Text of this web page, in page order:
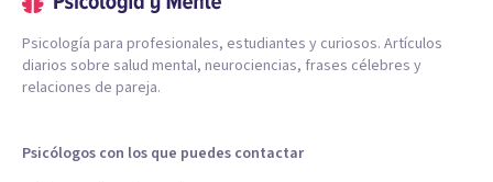
Psicología para profesionales, estudiantes y curiosos. Artículos
diarios sobre salud mental, neurociencias, frases célebres y
relaciones de pareja.
Psicólogos con los que puedes contactar